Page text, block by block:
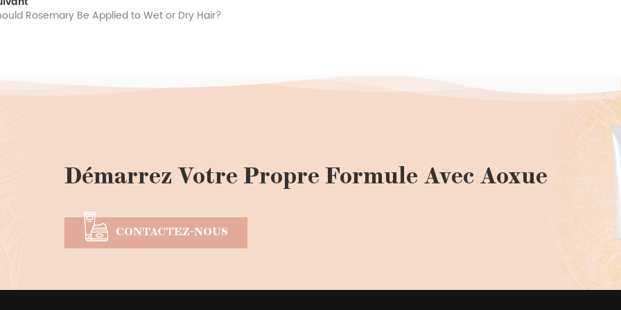
Rosemary Be Applied to Wet or Dry Hair?
Démarrez Votre Propre Formule Avec Aoxue
CONTACTEZ-NOUS